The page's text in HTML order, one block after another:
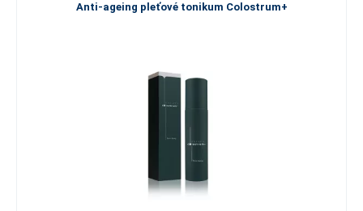
Anti-ageing pleťové tonikum Colostrum+